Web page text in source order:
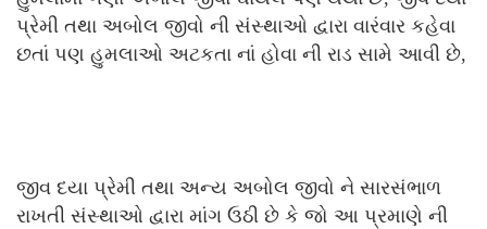
પ્રેમી તથા અબોલ જીવો ની સંસ્થાઓ દ્વારા વારંવાર કહેવા
છતાં પણ હુમલાઓ અટકતા નાં હોવા ની રાડ સામે આવી છે,
જીવ દયા પ્રેમી તથા અન્ય અબોલ જીવો ને સારસંભાળ
રાખતી સંસ્થાઓ દ્વારા માંગ ઉઠી છે કે જો આ પ્રમાણે ની